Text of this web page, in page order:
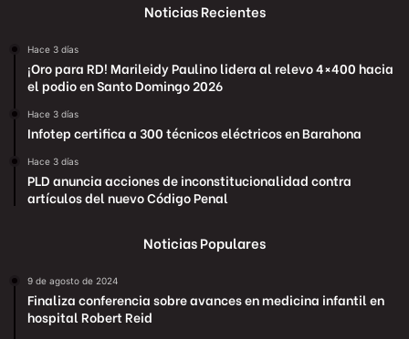
Noticias Recientes
Hace 3 días
¡Oro para RD! Marileidy Paulino lidera al relevo 4×400 hacia
el podio en Santo Domingo 2026
Hace 3 días
Infotep certifica a 300 técnicos eléctricos en Barahona
Hace 3 días
PLD anuncia acciones de inconstitucionalidad contra
artículos del nuevo Código Penal
Noticias Populares
9 de agosto de 2024
Finaliza conferencia sobre avances en medicina infantil en
hospital Robert Reid